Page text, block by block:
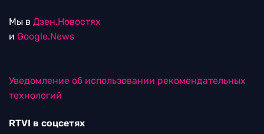
Мы в Дзен.Новостях
и Google.News
Уведомление об использовании рекомендательных
технологий
RTVI в соцсетях